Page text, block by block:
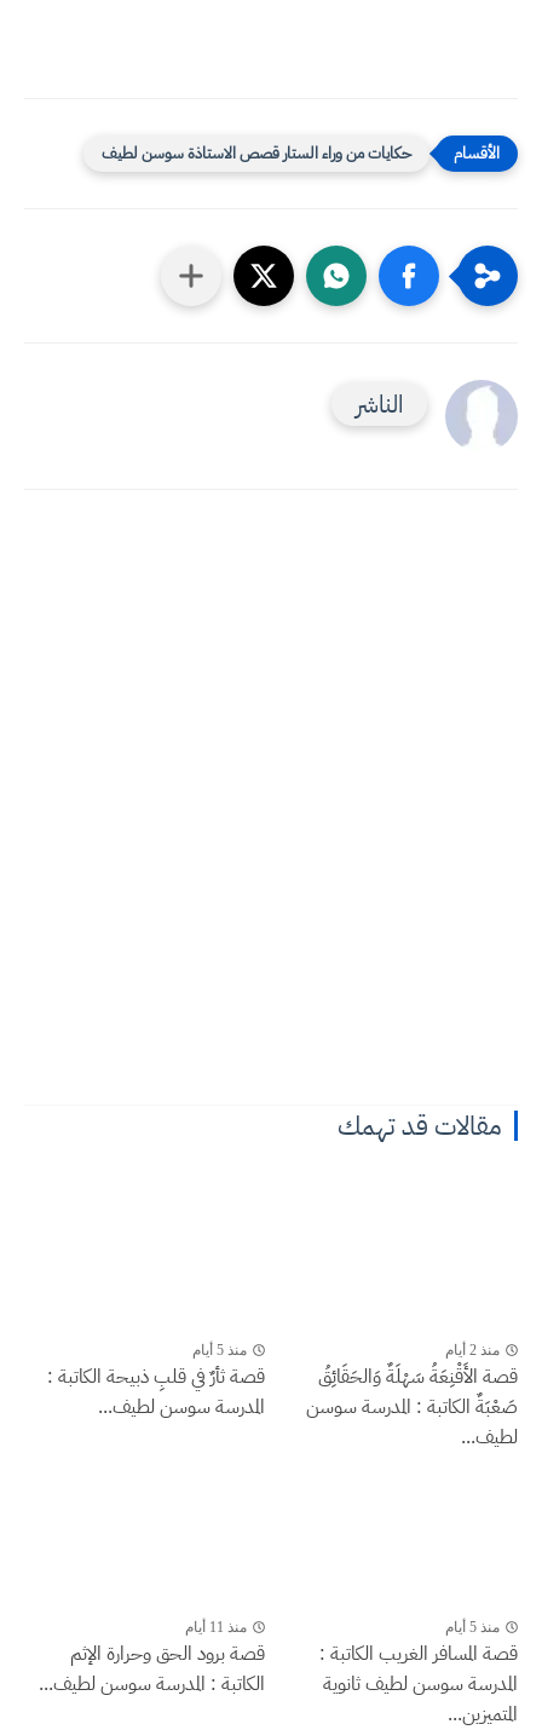
حكايات من وراء الستار قصص الاستاذة سوسن لطيف
الناشر
مقالات قد تهمك
منذ 2 أيام
قصة الأَقْنِعَةُ سَهْلَةٌ وَالحَقَائِقُ
صَعْبَةٌ الكاتبة : المدرسة سوسن
لطيف...
منذ 5 أيام
قصة ثأرٌ في قلبِ ذبيحة الكاتبة :
المدرسة سوسن لطيف...
منذ 5 أيام
قصة المسافر الغريب الكاتبة :
المدرسة سوسن لطيف ثانوية
المتميزين...
منذ 11 أيام
قصة برود الحق وحرارة الإثم
الكاتبة : المدرسة سوسن لطيف...